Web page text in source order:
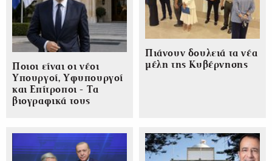
Ποιοι είναι οι νέοι
Υπουργοί, Υφυπουργοί
και Επίτροποι - Τα
βιογραφικά τους
Πιάνουν δουλειά τα νέα
μέλη της Κυβέρνησης